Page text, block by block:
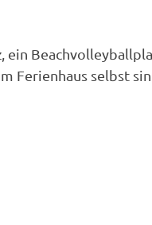
ein
Ferienhaus selbst